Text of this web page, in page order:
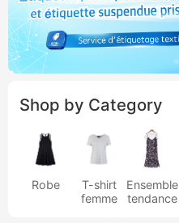
Shop by Category
Robe
T-shirt
femme
Ensemble
tendance